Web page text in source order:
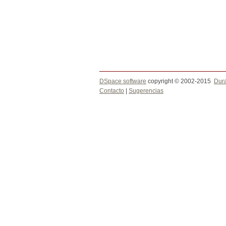
DSpace software copyright © 2002-2015
Contacto
Sugerencias